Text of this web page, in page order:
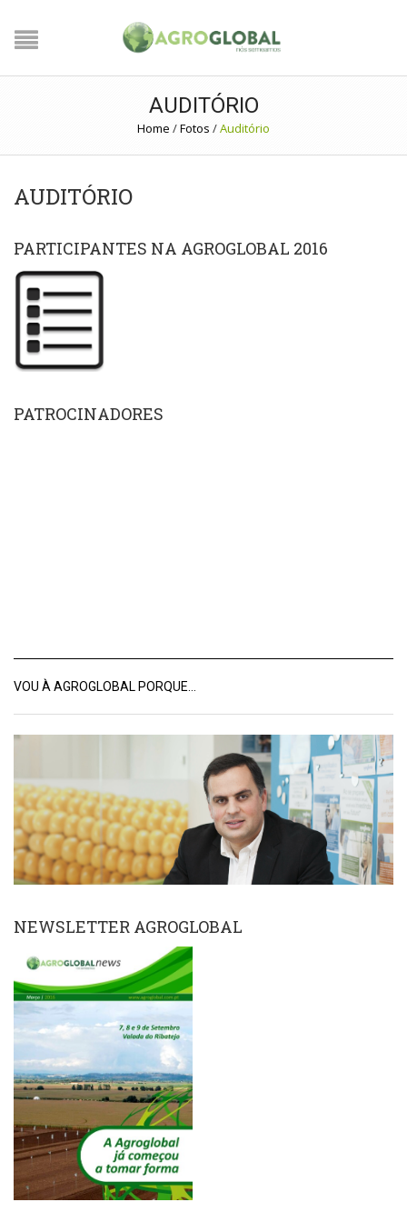
AUDITÓRIO
Home /Fotos /Auditório
AUDITÓRIO
PARTICIPANTES NA AGROGLOBAL 2016
PATROCINADORES
VOU À AGROGLOBAL PORQUE…
NEWSLETTER AGROGLOBAL